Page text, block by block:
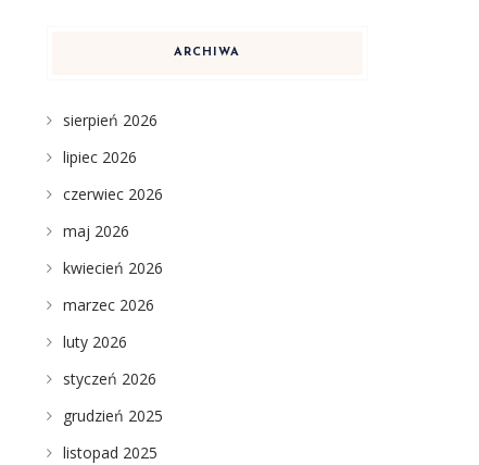
ARCHIWA
sierpień 2026
lipiec 2026
czerwiec 2026
maj 2026
kwiecień 2026
marzec 2026
luty 2026
styczeń 2026
grudzień 2025
listopad 2025